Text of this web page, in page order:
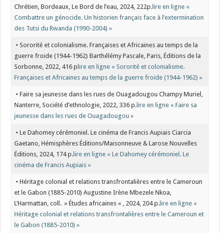
Chrétien, Bordeaux, Le Bord de l’eau, 2024, 222p. lire en ligne «
Combattre un génocide. Un historien français face à l’extermination
des Tutsi du Rwanda (1990-2004) »
• Sororité et colonialisme. Françaises et Africaines au temps de la
guerre froide (1944-1962) Barthélémy Pascale, Paris, Éditions de la
Sorbonne, 2022, 416 p lire en ligne « Sororité et colonialisme.
Françaises et Africaines au temps de la guerre froide (1944-1962) »
• Faire sa jeunesse dans les rues de Ouagadougou Champy Muriel,
Nanterre, Société d’ethnologie, 2022, 336 p. lire en ligne « Faire sa
jeunesse dans les rues de Ouagadougou »
• Le Dahomey cérémoniel. Le cinéma de Francis Aupiais Ciarcia
Gaetano, Hémisphères Éditions/Maisonneuve & Larose Nouvelles
Éditions, 2024, 174 p. lire en ligne « Le Dahomey cérémoniel. Le
cinéma de Francis Aupiais »
• Héritage colonial et relations transfrontalières entre le Cameroun
et le Gabon (1885-2010) Augustine Irène Mbezele Nkoa,
L’Harmattan, coll. » Études africaines « , 2024, 204 p. lire en ligne «
Héritage colonial et relations transfrontalières entre le Cameroun et
le Gabon (1885-2010) »